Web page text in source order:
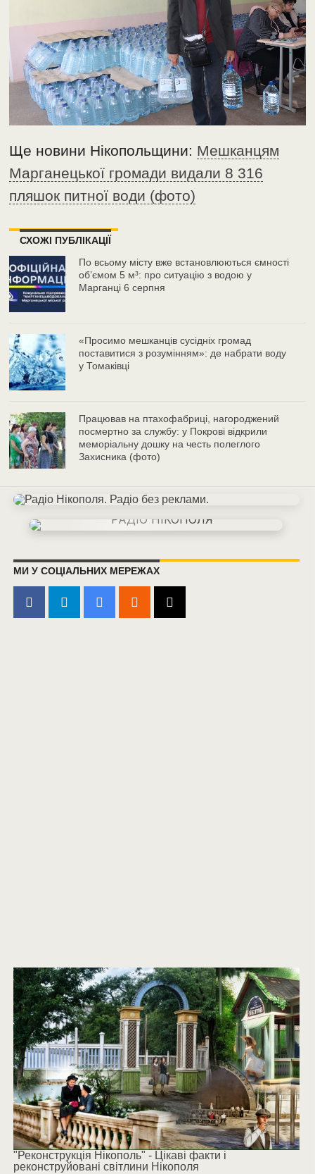
Ще новини Нікопольщини: Мешканцям
Марганецької громади видали 8 316
пляшок питної води (фото)
СХОЖІ ПУБЛІКАЦІЇ
По всьому місту вже встановлюються ємності
об’ємом 5 м³: про ситуацію з водою у
Марганці 6 серпня
«Просимо мешканців сусідніх громад
поставитися з розумінням»: де набрати воду
у Томаківці
Працював на птахофабриці, нагороджений
посмертно за службу: у Покрові відкрили
меморіальну дошку на честь полеглого
Захисника (фото)
МИ У СОЦІАЛЬНИХ МЕРЕЖАХ
"Реконструкція Нікополь" - Цікаві факти і
реконструйовані світлини Нікополя